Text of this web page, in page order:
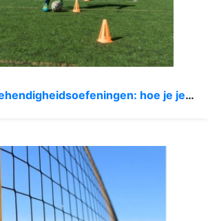
Snelheids- en behendigheidsoefeningen: hoe je je prestaties verbetert met een complete workout